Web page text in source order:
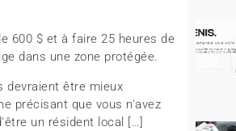
600 $ et à faire 25 heures de
dans une zone protégée.
devraient être mieux
précisant que vous n'avez
un résident local […]